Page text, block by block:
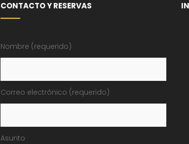
CONTACTO Y RESERVAS
Nombre (requerido)
Correo electrónico (requerido)
Asunto